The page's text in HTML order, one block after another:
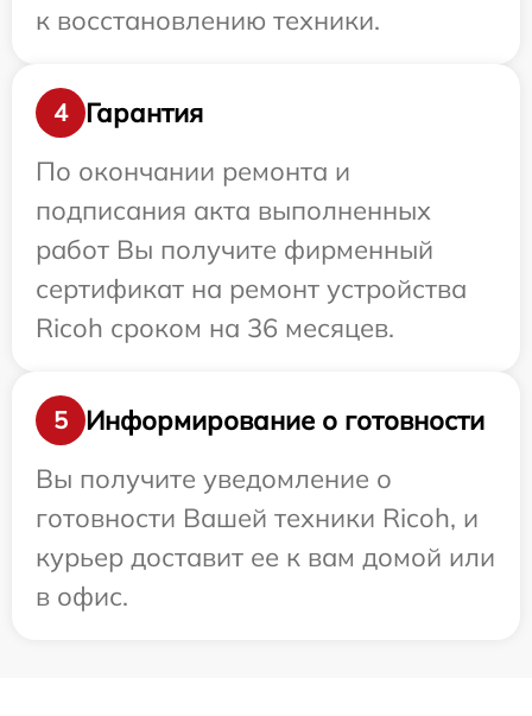
к восстановлению техники.
4
Гарантия
По окончании ремонта и
подписания акта выполненных
работ Вы получите фирменный
сертификат на ремонт устройства
Ricoh сроком на 36 месяцев.
5
Информирование о готовности
Вы получите уведомление о
готовности Вашей техники Ricoh, и
курьер доставит ее к вам домой или
в офис.